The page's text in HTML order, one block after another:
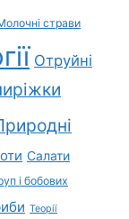
страви
Отруйні
Салати
і бобових
Теорії